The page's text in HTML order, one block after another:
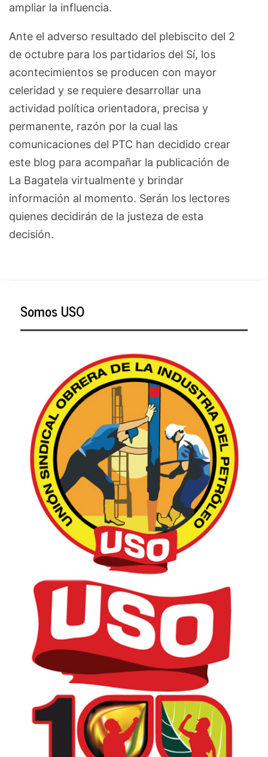
ampliar la influencia.
Ante el adverso resultado del plebiscito del 2
de octubre para los partidarios del Sí, los
acontecimientos se producen con mayor
celeridad y se requiere desarrollar una
actividad política orientadora, precisa y
permanente, razón por la cual las
comunicaciones del PTC han decidido crear
este blog para acompañar la publicación de
La Bagatela virtualmente y brindar
información al momento. Serán los lectores
quienes decidirán de la justeza de esta
decisión.
Somos USO